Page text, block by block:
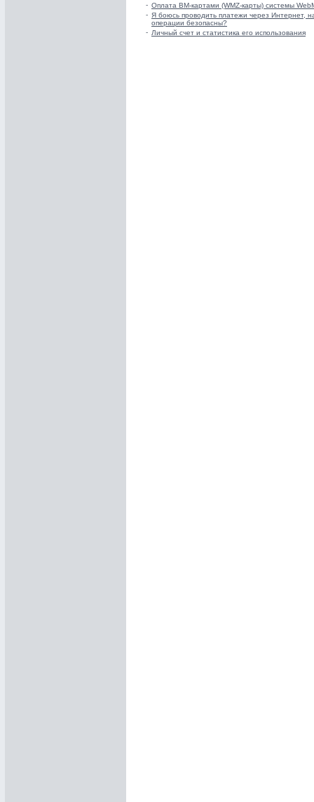
- Оплата ВМ-картами (WMZ-карты) системы
- Я боюсь проводить платежи через Интернет,
операции безопасны?
- Личный счет и статистика его использования